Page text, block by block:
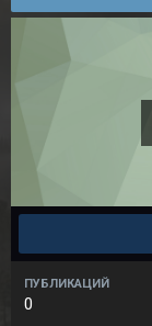
ПУБЛИКАЦИЙ
0